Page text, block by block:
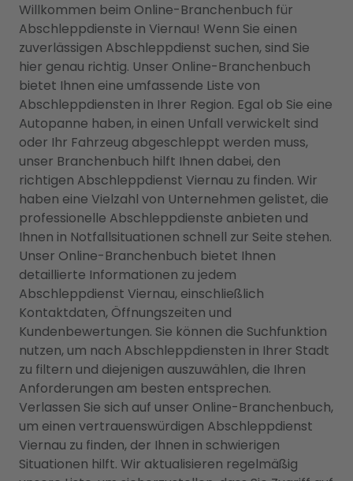
Willkommen beim Online-Branchenbuch für
Abschleppdienste in Viernau! Wenn Sie einen
zuverlässigen Abschleppdienst suchen, sind Sie
hier genau richtig. Unser Online-Branchenbuch
bietet Ihnen eine umfassende Liste von
Abschleppdiensten in Ihrer Region. Egal ob Sie eine
Autopanne haben, in einen Unfall verwickelt sind
oder Ihr Fahrzeug abgeschleppt werden muss,
unser Branchenbuch hilft Ihnen dabei, den
richtigen Abschleppdienst Viernau zu finden. Wir
haben eine Vielzahl von Unternehmen gelistet, die
professionelle Abschleppdienste anbieten und
Ihnen in Notfallsituationen schnell zur Seite stehen.
Unser Online-Branchenbuch bietet Ihnen
detaillierte Informationen zu jedem
Abschleppdienst Viernau, einschließlich
Kontaktdaten, Öffnungszeiten und
Kundenbewertungen. Sie können die Suchfunktion
nutzen, um nach Abschleppdiensten in Ihrer Stadt
zu filtern und diejenigen auszuwählen, die Ihren
Anforderungen am besten entsprechen.
Verlassen Sie sich auf unser Online-Branchenbuch,
um einen vertrauenswürdigen Abschleppdienst
Viernau zu finden, der Ihnen in schwierigen
Situationen hilft. Wir aktualisieren regelmäßig